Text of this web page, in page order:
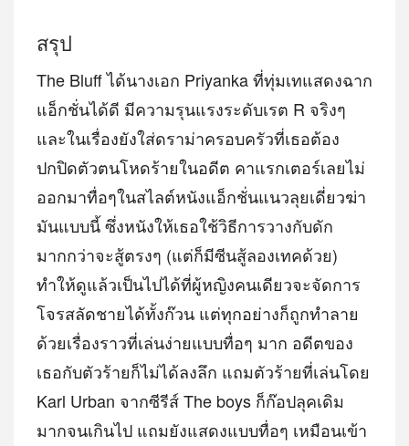
สรุป
The Bluff ได้นางเอก Priyanka ที่ทุ่มเทแสดงฉาก
แอ็กชั่นได้ดี มีความรุนแรงระดับเรต R จริงๆ
และในเรื่องยังใส่ดราม่าครอบครัวที่เธอต้อง
ปกปิดตัวตนโหดร้ายในอดีต คาแรกเตอร์เลยไม่
ออกมาทื่อๆในสไลต์หนังแอ็กชั่นแนวลุยเดี่ยวฆ่า
มันแบบนี้ ซึ่งหนังให้เธอใช้วิธีการวางกับดัก
มากกว่าจะสู้ตรงๆ (แต่ก็มีซีนสู้ลองเทคด้วย)
ทำให้ดูแล้วเป็นไปได้ที่ผู้หญิงคนเดียวจะจัดการ
โจรสลัดชายได้ทั้งก๊วน แต่ทุกอย่างก็ถูกทำลาย
ด้วยเรื่องราวที่เล่นง่ายแบบทื่อๆ มาก อดีตของ
เธอกับตัวร้ายก็ไม่ได้ลงลึก แถมตัวร้ายที่เล่นโดย
Karl Urban จากซีรีส์ The boys ก็ก๊อปลุคเดิม
มากจนเกินไป แถมยังแสดงแบบทื่อๆ เหมือนเข้า